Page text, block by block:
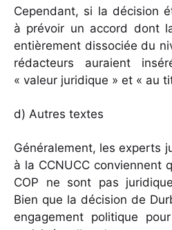
Cependant, si la décision
à prévoir un accord dont
entièrement dissociée du
rédacteurs auraient
« valeur juridique » et « au
d) Autres textes
Généralement, les experts
à la CCNUCC conviennent
COP ne sont pas
Bien que la décision de
engagement politique